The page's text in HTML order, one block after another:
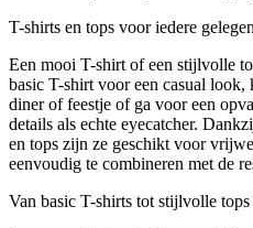
T-shirts en tops voor iedere
Een mooi T-shirt of een stijlvolle
basic T-shirt voor een casual look,
diner of feestje of ga voor een
details als echte eyecatcher.
en tops zijn ze geschikt voor
eenvoudig te combineren met de
Van basic T-shirts tot stijlvolle tops